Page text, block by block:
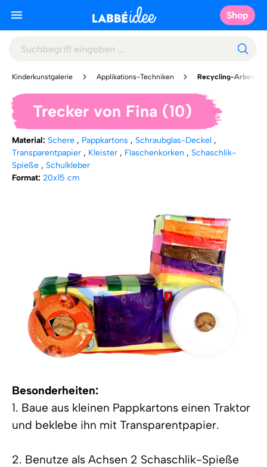
Shop
Kinderkunstgalerie Applikations-Techniken Recycling-Arbeiten
Trecker von Fina (10)
Material: Schere , Pappkartons , Schraubglas-Deckel ,
Transparentpapier , Kleister , Flaschenkorken , Schaschlik-
Spieße , Schulkleber
Format: 20x15 cm
Besonderheiten:
1. Baue aus kleinen Pappkartons einen Traktor
und beklebe ihn mit Transparentpapier.
2. Benutze als Achsen 2 Schaschlik-Spieße